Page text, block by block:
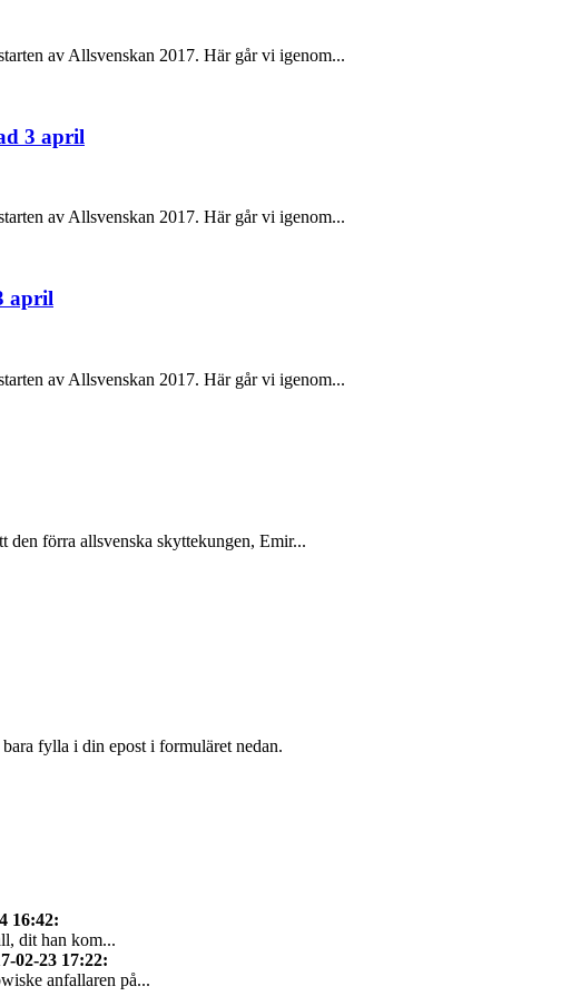
av Allsvenskan 2017. Här går vi igenom...
3 april
av Allsvenskan 2017. Här går vi igenom...
april
av Allsvenskan 2017. Här går vi igenom...
den förra allsvenska skyttekungen, Emir...
fylla i din epost i formuläret nedan.
16:42:
dit han kom...
02-23 17:22:
anfallaren på...